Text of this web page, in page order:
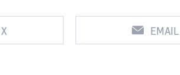
X EMAIL
UTA Arad
0
Rapid
0